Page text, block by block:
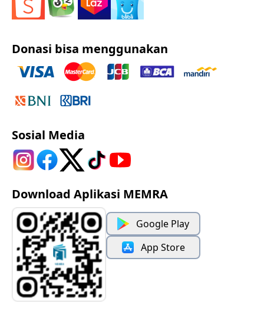
Donasi bisa menggunakan
Sosial Media
Download Aplikasi MEMRA
Google Play
App Store